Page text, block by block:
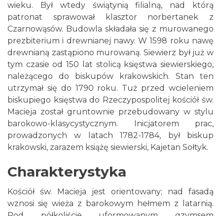
wieku. Był wtedy świątynią filialną, nad którą
patronat sprawował klasztor norbertanek z
Czarnowąsów. Budowla składała się z murowanego
prezbiterium i drewnianej nawy. W 1598 roku nawę
drewnianą zastąpiono murowaną. Siewierz był już w
tym czasie od 150 lat stolicą księstwa siewierskiego,
należącego do biskupów krakowskich. Stan ten
utrzymał się do 1790 roku. Tuż przed wcieleniem
biskupiego księstwa do Rzeczypospolitej kościół św.
Macieja został gruntownie przebudowany w stylu
barokowo-klasycystycznym. Inicjatorem prac,
prowadzonych w latach 1782-1784, był biskup
krakowski, zarazem książę siewierski, Kajetan Sołtyk.
Charakterystyka
Kościół św. Macieja jest orientowany; nad fasadą
wznosi się wieża z barokowym hełmem z latarnią.